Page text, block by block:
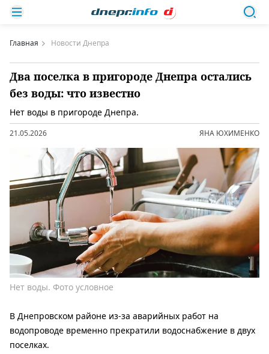
Главная Новости Днепра
Два поселка в пригороде Днепра остались
без воды: что известно
Нет воды в пригороде Днепра.
21.05.2026 ЯНА ЮХИМЕНКО
Нет воды. Фото условное
В Днепровском районе из-за аварийных работ на
водопроводе временно прекратили водоснабжение в двух
поселках.